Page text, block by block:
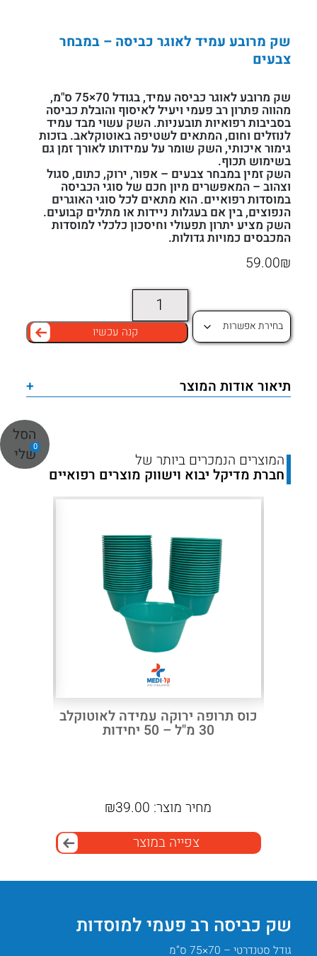
0
הסל
שלי
שק מרובע עמיד לאוגר כביסה – במבחר
צבעים
שק מרובע לאוגר כביסה עמיד, בגודל 70×75 ס"מ,
מהווה פתרון רב פעמי ויעיל לאיסוף והובלת כביסה
בסביבות רפואיות תובעניות. השק עשוי מבד עמיד
לנוזלים וחום, המתאים לשטיפה באוטוקלאב. בזכות
גימור איכותי, השק שומר על עמידותו לאורך זמן גם
בשימוש תכוף.
השק זמין במבחר צבעים – אפור, ירוק, כתום, סגול
וצהוב – המאפשרים מיון חכם של סוגי הכביסה
במוסדות רפואיים. הוא מתאים לכל סוגי האוגרים
הנפוצים, בין אם בעגלות ניידות או מתלים קבועים.
השק מציע יתרון תפעולי וחיסכון כלכלי למוסדות
המכבסים כמויות גדולות.
₪
59.00
כמות
של
שק
עמיד
לאוגר
במבחר
צבעים
קנה עכשיו
תיאור אודות המוצר +
המוצרים הנמכרים ביותר של
חברת מדיקל יבוא וישווק מוצרים רפואיים
כוס תרופה ירוקה עמידה לאוטוקלב
30 מ"ל – 50 יחידות
מחיר מוצר: ₪39.00
צפייה במוצר
שק כביסה רב פעמי למוסדות
גודל סטנדרטי – 70×75 ס”מ